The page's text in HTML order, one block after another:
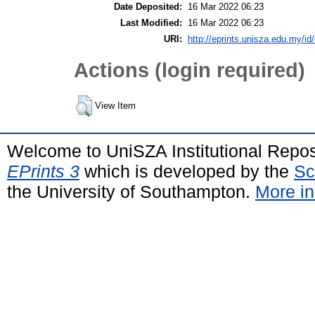
Date Deposited:
16 Mar 2022 06:23
Last Modified:
16 Mar 2022 06:23
URI:
http://eprints.unisza.edu.my/
Actions (login required)
View Item
Welcome to UniSZA Institutional
EPrints 3 which is developed by the
the University of Southampton. More